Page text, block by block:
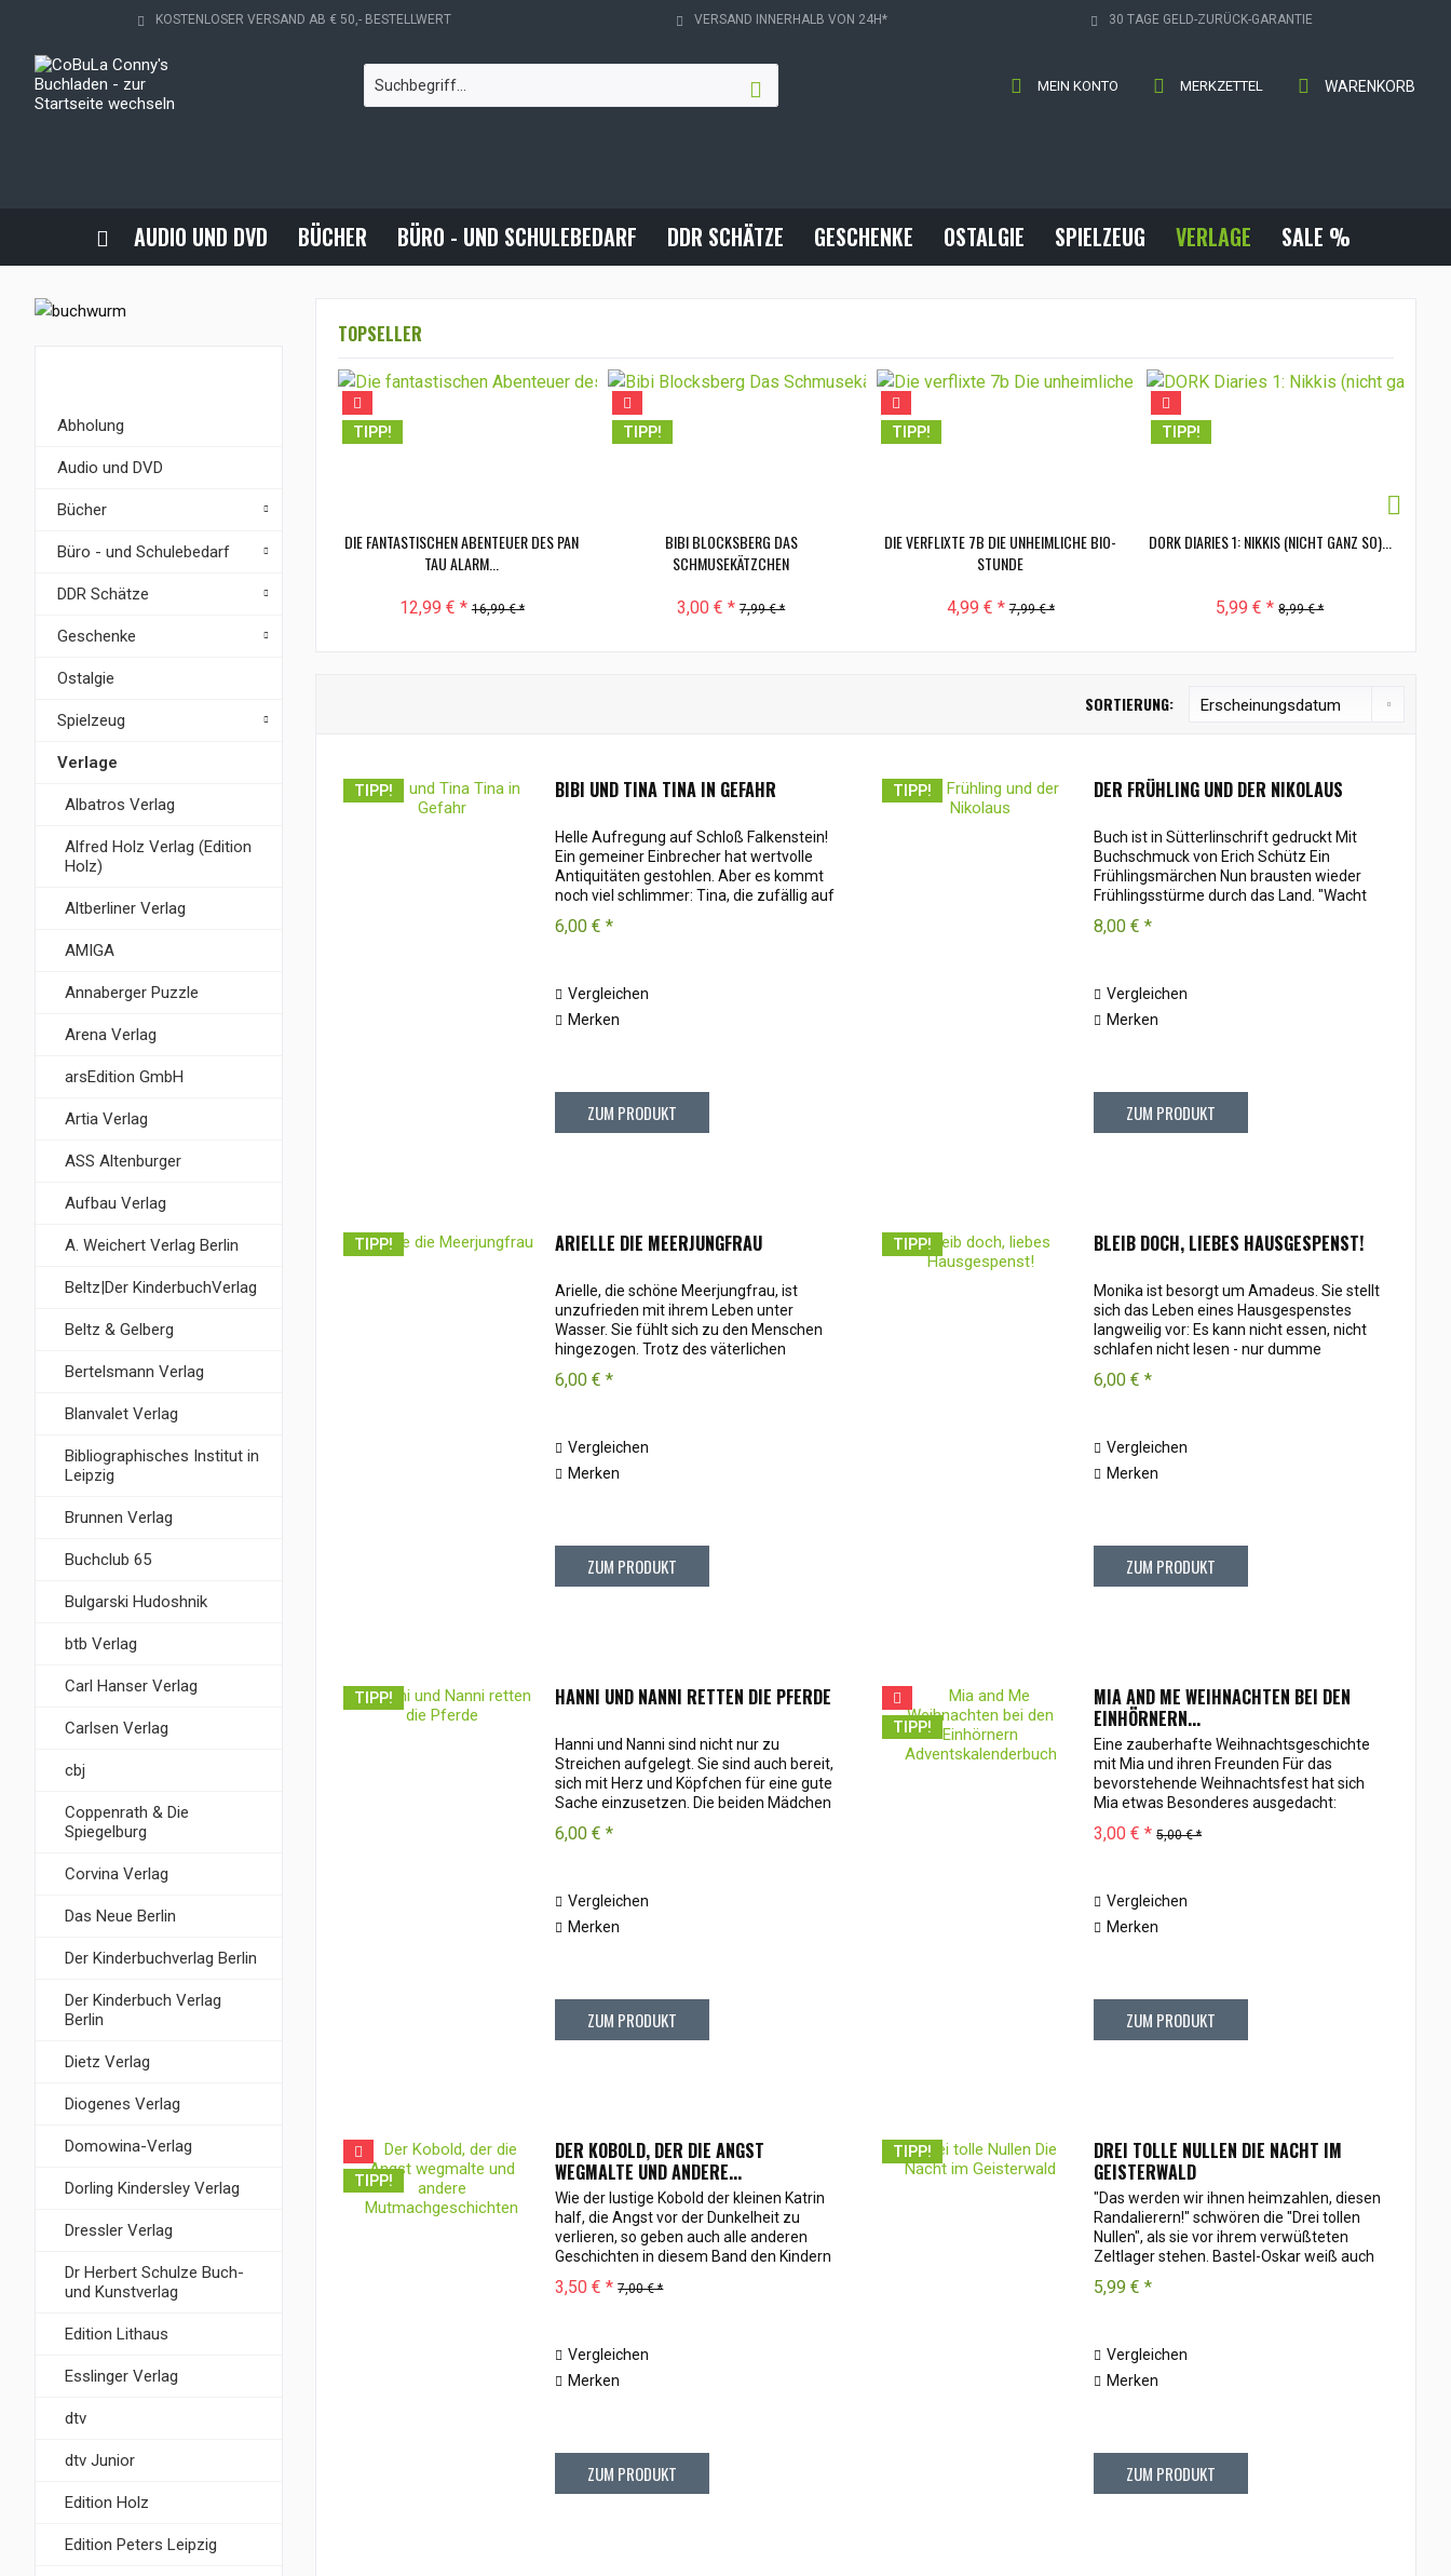
KOSTENLOSER VERSAND AB € 50,- BESTELLWERT VERSAND INNERHALB VON 24H* 30 TAGE GELD-ZURÜCK-GARANTIE
WARENKORB
MERKZETTEL
MEIN KONTO
AUDIO UND DVD BÜCHER BÜRO - UND SCHULEBEDARF DDR SCHÄTZE GESCHENKE OSTALGIE SPIELZEUG VERLAGE SALE %
Abholung
Audio und DVD
Bücher
Büro - und Schulebedarf
DDR Schätze
Geschenke
Ostalgie
Spielzeug
Verlage
Albatros Verlag
Alfred Holz Verlag (Edition
Holz)
Altberliner Verlag
AMIGA
Annaberger Puzzle
Arena Verlag
arsEdition GmbH
Artia Verlag
ASS Altenburger
Aufbau Verlag
A. Weichert Verlag Berlin
Beltz|Der KinderbuchVerlag
Beltz & Gelberg
Bertelsmann Verlag
Blanvalet Verlag
Bibliographisches Institut in
Leipzig
Brunnen Verlag
Buchclub 65
Bulgarski Hudoshnik
btb Verlag
Carl Hanser Verlag
Carlsen Verlag
cbj
Coppenrath & Die
Spiegelburg
Corvina Verlag
Das Neue Berlin
Der Kinderbuchverlag Berlin
Der Kinderbuch Verlag
Berlin
Dietz Verlag
Diogenes Verlag
Domowina-Verlag
Dorling Kindersley Verlag
Dressler Verlag
Dr Herbert Schulze Buch-
und Kunstverlag
Edition Lithaus
Esslinger Verlag
dtv
dtv Junior
Edition Holz
Edition Peters Leipzig
TOPSELLER
TIPP!
DIE FANTASTISCHEN ABENTEUER DES PAN
TAU ALARM...
12,99 € * 16,99 € *
TIPP!
BIBI BLOCKSBERG DAS
SCHMUSEKÄTZCHEN
3,00 € * 7,99 € *
TIPP!
DIE VERFLIXTE 7B DIE UNHEIMLICHE BIO-
STUNDE
4,99 € * 7,99 € *
TIPP!
DORK DIARIES 1: NIKKIS (NICHT GANZ SO)...
5,99 € * 8,99 € *
SORTIERUNG:
TIPP! BIBI UND TINA TINA IN GEFAHR
Helle Aufregung auf Schloß Falkenstein!
Ein gemeiner Einbrecher hat wertvolle
Antiquitäten gestohlen. Aber es kommt
noch viel schlimmer: Tina, die zufällig auf
das Versteck des Gauners stößt, wird
gefangengenommen. Bibi und
6,00 € *
Vergleichen
Merken
ZUM PRODUKT
TIPP! DER FRÜHLING UND DER NIKOLAUS
Buch ist in Sütterlinschrift gedruckt Mit
Buchschmuck von Erich Schütz Ein
Frühlingsmärchen Nun brausten wieder
Frühlingsstürme durch das Land. "Wacht
auf! Wacht auf!" riefen Sie allem und
jedem zu - den Äckern, den Feldern, den
8,00 € *
Vergleichen
Merken
ZUM PRODUKT
TIPP! ARIELLE DIE MEERJUNGFRAU
Arielle, die schöne Meerjungfrau, ist
unzufrieden mit ihrem Leben unter
Wasser. Sie fühlt sich zu den Menschen
hingezogen. Trotz des väterlichen
Verbots nähert sie sich ihnen immer
wieder und verliebt sich schließlich in
6,00 € *
Vergleichen
Merken
ZUM PRODUKT
TIPP! BLEIB DOCH, LIEBES HAUSGESPENST!
Monika ist besorgt um Amadeus. Sie stellt
sich das Leben eines Hausgespenstes
langweilig vor: Es kann nicht essen, nicht
schlafen nicht lesen - nur dumme
Streiche aushecken. Und damit geht
Amadeus den Schmidts ganz schön auf
6,00 € *
Vergleichen
Merken
ZUM PRODUKT
TIPP! HANNI UND NANNI RETTEN DIE PFERDE
Hanni und Nanni sind nicht nur zu
Streichen aufgelegt. Sie sind auch bereit,
sich mit Herz und Köpfchen für eine gute
Sache einzusetzen. Die beiden Mädchen
sind fest entschlossen, zwei
ausgediehnte Pferde vor dem Schlachter
6,00 € *
Vergleichen
Merken
ZUM PRODUKT
TIPP!
MIA AND ME WEIHNACHTEN BEI DEN
EINHÖRNERN...
Eine zauberhafte Weihnachtsgeschichte
mit Mia und ihren Freunden Für das
bevorstehende Weihnachtsfest hat sich
Mia etwas Besonderes ausgedacht:
Gemeinsam mit Yuko, Mo, Onchao und
Phuddle will sie den Bewohnern von
3,00 € * 5,00 € *
Vergleichen
Merken
ZUM PRODUKT
TIPP!
DER KOBOLD, DER DIE ANGST
WEGMALTE UND ANDERE...
Wie der lustige Kobold der kleinen Katrin
half, die Angst vor der Dunkelheit zu
verlieren, so geben auch alle anderen
Geschichten in diesem Band den Kindern
Mut, Selbstsicherheit und
Selbstvertrauen. Die
3,50 € * 7,00 € *
Vergleichen
Merken
ZUM PRODUKT
TIPP!
DREI TOLLE NULLEN DIE NACHT IM
GEISTERWALD
"Das werden wir ihnen heimzahlen, diesen
Randalierern!" schwören die "Drei tollen
Nullen", als sie vor ihrem verwüßteten
Zeltlager stehen. Bastel-Oskar weiß auch
schon wie: Die Nachtwanderung der
frechen Bande soll der reinste Horrortrip...
5,99 € *
Vergleichen
Merken
ZUM PRODUKT